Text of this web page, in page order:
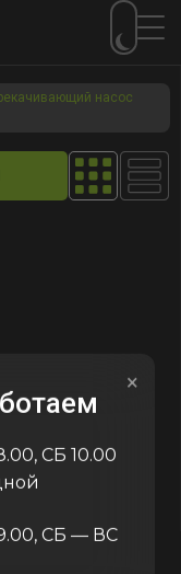
насос
код:3605
×
СБ 10.00
СБ — ВС